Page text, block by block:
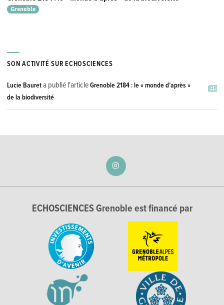
Grenoble
SON ACTIVITÉ SUR ECHOSCIENCES
Lucie Baureta publié l'articleGrenoble 2184 : le « monde d’après »
de la biodiversité
ECHOSCIENCES Grenoble est financé par